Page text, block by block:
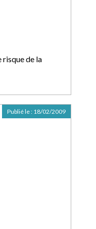
de la
Publié le : 18/02/2009